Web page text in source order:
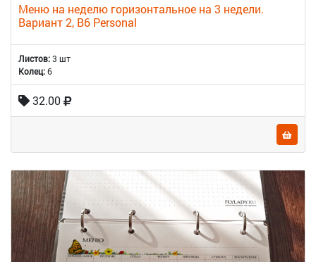
Меню на неделю горизонтальное на 3 недели.
Вариант 2, B6 Personal
Листов:3 шт
Колец:6
32.00